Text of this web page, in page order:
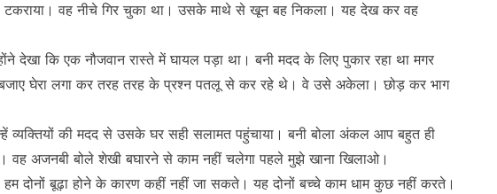
टकराया। वह नीचे गिर चुका था। उसके माथे से खून बह निकला। यह देख कर वह
देखा कि एक नौजवान रास्ते में घायल पड़ा था। बनी मदद के लिए पुकार रहा था मगर
घेरा लगा कर तरह तरह के प्रश्न पतलू से कर रहे थे। वे उसे अकेला। छोड़ कर भाग
व्यक्तियों की मदद से उसके घर सही सलामत पहुंचाया। बनी बोला अंकल आप बहुत ही
वह अजनबी बोले शेखी बघारने से काम नहीं चलेगा पहले मुझे खाना खिलाओ।
दोनों बूढ़ा होने के कारण कहीं नहीं जा सकते। यह दोनों बच्चे काम धाम कुछ नहीं करते।